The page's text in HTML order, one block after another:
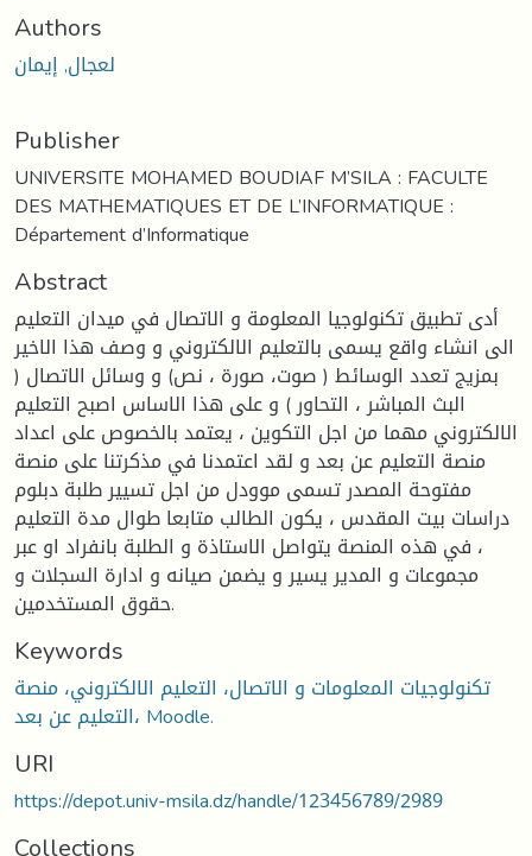
Authors
لعجال, إيمان
Publisher
UNIVERSITE MOHAMED BOUDIAF M’SILA : FACULTE
DES MATHEMATIQUES ET DE L’INFORMATIQUE :
Département d’Informatique
Abstract
أدى تطبيق تكنولوجيا المعلومة و الاتصال في ميدان التعليم
الى انشاء واقع يسمى بالتعليم الالكتروني و وصف هذا الاخير
بمزيج تعدد الوسائط ( صوت، صورة ، نص) و وسائل الاتصال (
البث المباشر ، التحاور ) و على هذا الاساس اصبح التعليم
الالكتروني مهما من اجل التكوين ، يعتمد بالخصوص على اعداد
منصة التعليم عن بعد و لقد اعتمدنا في مذكرتنا على منصة
مفتوحة المصدر تسمى موودل من اجل تسيير طلبة دبلوم
دراسات بيت المقدس ، يكون الطالب متابعا طوال مدة التعليم
، في هذه المنصة يتواصل الاستاذة و الطلبة بانفراد او عبر
مجموعات و المدير يسير و يضمن صيانه و ادارة السجلات و
حقوق المستخدمين.
Keywords
تكنولوجيات المعلومات و الاتصال، التعليم الالكتروني، منصة
التعليم عن بعد، Moodle.
URI
https://depot.univ-msila.dz/handle/123456789/2989